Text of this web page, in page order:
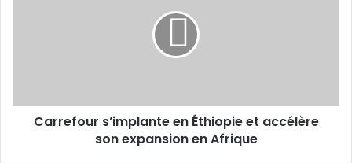
en
AfriqueCarrefour s’implante en Éthiopie et accélère
son expansion en Afrique